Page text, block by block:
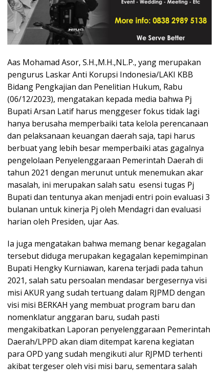
Aas Mohamad Asor, S.H.,M.H.,NL.P., yang merupakan
pengurus Laskar Anti Korupsi Indonesia/LAKI KBB
Bidang Pengkajian dan Penelitian Hukum, Rabu
(06/12/2023), mengatakan kepada media bahwa Pj
Bupati Arsan Latif harus menggeser fokus tidak lagi
hanya berusaha memperbaiki tata kelola perencanaan
dan pelaksanaan keuangan daerah saja, tapi harus
berbuat yang lebih besar memperbaiki atas gagalnya
pengelolaan Penyelenggaraan Pemerintah Daerah di
tahun 2021 dengan merunut untuk menemukan akar
masalah, ini merupakan salah satu esensi tugas Pj
Bupati dan tentunya akan menjadi entri poin evaluasi 3
bulanan untuk kinerja Pj oleh Mendagri dan evaluasi
harian oleh Presiden, ujar Aas.
Ia juga mengatakan bahwa memang benar kegagalan
tersebut diduga merupakan kegagalan kepemimpinan
Bupati Hengky Kurniawan, karena terjadi pada tahun
2021, salah satu persoalan mendasar bergesernya visi
misi AKUR yang sudah tertuang dalam RJPMD dengan
visi misi BERKAH yang membuat program baru dan
nomenklatur anggaran baru, sudah pasti
mengakibatkan Laporan penyelenggaraan Pemerintah
Daerah/LPPD akan diam ditempat karena kegiatan
para OPD yang sudah mengikuti alur RJPMD terhenti
akibat tergeser oleh visi misi baru, sementara salah